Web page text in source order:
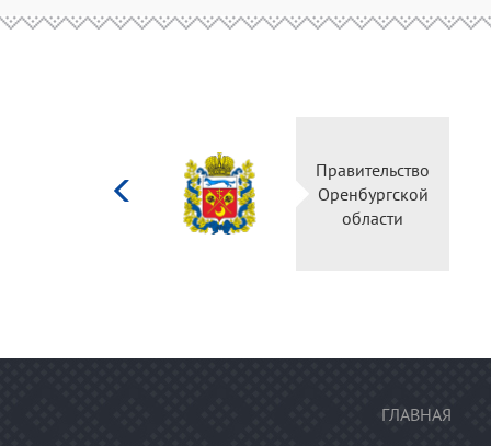
Министерство
культуры
Российской
федерации
ГЛАВНАЯ